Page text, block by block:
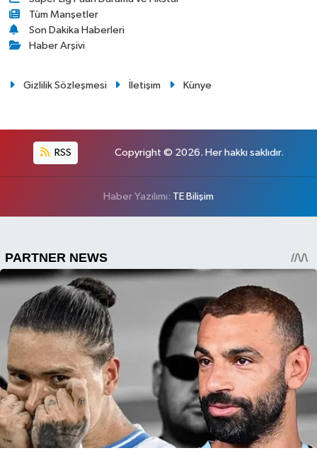
Tüm Manşetler
Son Dakika Haberleri
Haber Arşivi
Gizlilik Sözleşmesi İletişim Künye
RSS Copyright © 2026. Her hakkı saklıdır.
Haber Yazılımı: TE Bilişim